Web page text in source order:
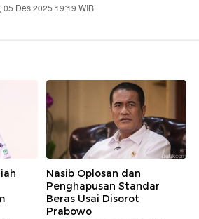
05 Des 2025 19:19 WIB
Nasib Oplosan dan
Penghapusan Standar
Beras Usai Disorot
Prabowo